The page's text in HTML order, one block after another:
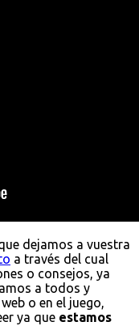
dejamos a vuestra
a través del cual
o consejos, ya
a todos y
o en el juego,
ya que estamos